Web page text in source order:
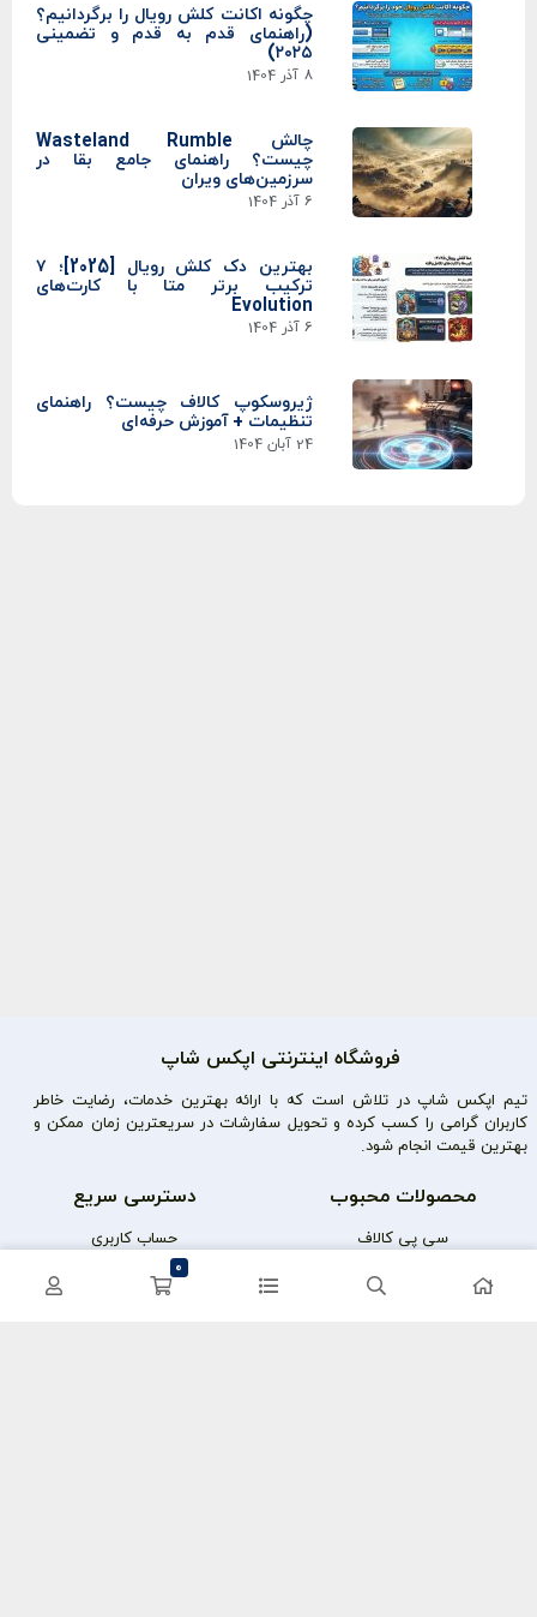
چگونه اکانت کلش رویال را برگردانیم؟
(راهنمای قدم به قدم و تضمینی
۲۰۲۵)
8 آذر 1404
چالش Wasteland Rumble
چیست؟ راهنمای جامع بقا در
سرزمین‌های ویران
6 آذر 1404
بهترین دک کلش رویال [2025]؛ ۷
ترکیب برتر متا با کارت‌های
Evolution
6 آذر 1404
ژیروسکوپ کالاف چیست؟ راهنمای
تنظیمات + آموزش حرفه‌ای
24 آبان 1404
فروشگاه اینترنتی اپکس شاپ
تیم اپکس شاپ در تلاش است که با ارائه بهترین خدمات، رضایت خاطر
کاربران گرامی را کسب کرده و تحویل سفارشات در سریعترین زمان ممکن و
بهترین قیمت انجام شود.
محصولات محبوب
سی پی کالاف
کریستال گنشین
دسترسی سریع
حساب کاربری
سفارشات
0